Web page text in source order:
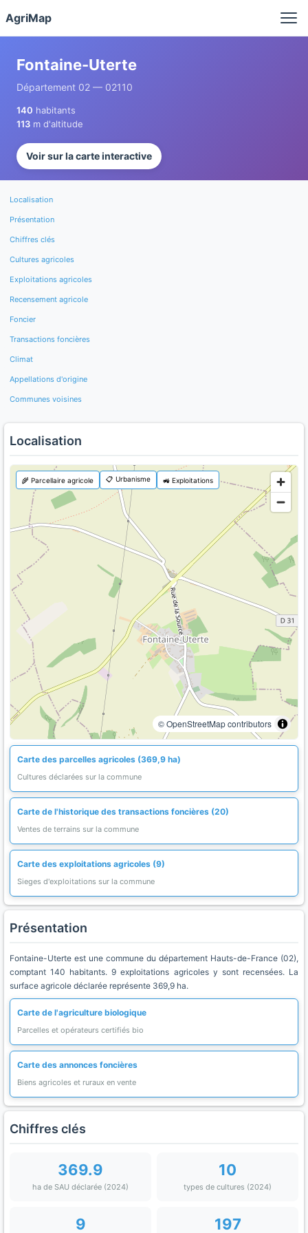
AgriMap
Fontaine-Uterte
Département 02 — 02110
140 habitants
113 m d'altitude
Voir sur la carte interactive
Localisation
Présentation
Chiffres clés
Cultures agricoles
Exploitations agricoles
Recensement agricole
Foncier
Transactions foncières
Climat
Appellations d'origine
Communes voisines
Localisation
© OpenStreetMap contributors
🌾 Parcellaire agricole 📋 Urbanisme 🚜 Exploitations
Carte des parcelles agricoles (369,9 ha)
Cultures déclarées sur la commune
Carte de l'historique des transactions foncières (20)
Ventes de terrains sur la commune
Carte des exploitations agricoles (9)
Sieges d'exploitations sur la commune
Présentation
Fontaine-Uterte est une commune du département Hauts-de-France (02),
comptant 140 habitants. 9 exploitations agricoles y sont recensées. La
surface agricole déclarée représente 369,9 ha.
Carte de l'agriculture biologique
Parcelles et opérateurs certifiés bio
Carte des annonces foncières
Biens agricoles et ruraux en vente
Chiffres clés
369.9
ha de SAU déclarée (2024)
10
types de cultures (2024)
9 197